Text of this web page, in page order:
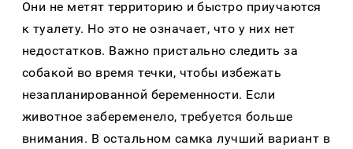
Они не метят территорию и быстро приучаются
к туалету. Но это не означает, что у них нет
недостатков. Важно пристально следить за
собакой во время течки, чтобы избежать
незапланированной беременности. Если
животное забеременело, требуется больше
внимания. В остальном самка лучший вариант в